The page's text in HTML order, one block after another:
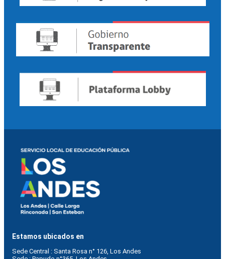
Estamos ubicados en
Sede Central : Santa Rosa n° 126, Los Andes